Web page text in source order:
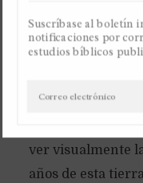
descargar la
ver visualmente
años de esta
Suscríbase al boletín
notificaciones por
estudios bíblicos